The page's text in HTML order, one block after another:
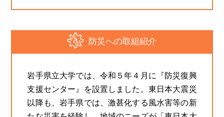
防災への取組紹介
岩手県立大学では、令和５年４月に『防災復興
支援センター』を設置しました。東日本大震災
以降も、岩手県では、激甚化する風水害等の新